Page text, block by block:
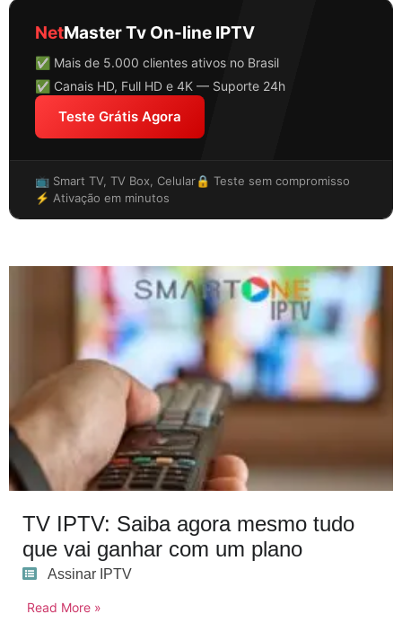
NetMaster Tv On-line IPTV
✅ Mais de 5.000 clientes ativos no Brasil
✅ Canais HD, Full HD e 4K — Suporte 24h
Teste Grátis Agora
📺 Smart TV, TV Box, Celular🔒 Teste sem compromisso
⚡ Ativação em minutos
TV IPTV: Saiba agora mesmo tudo
que vai ganhar com um plano
Assinar IPTV
Read More »